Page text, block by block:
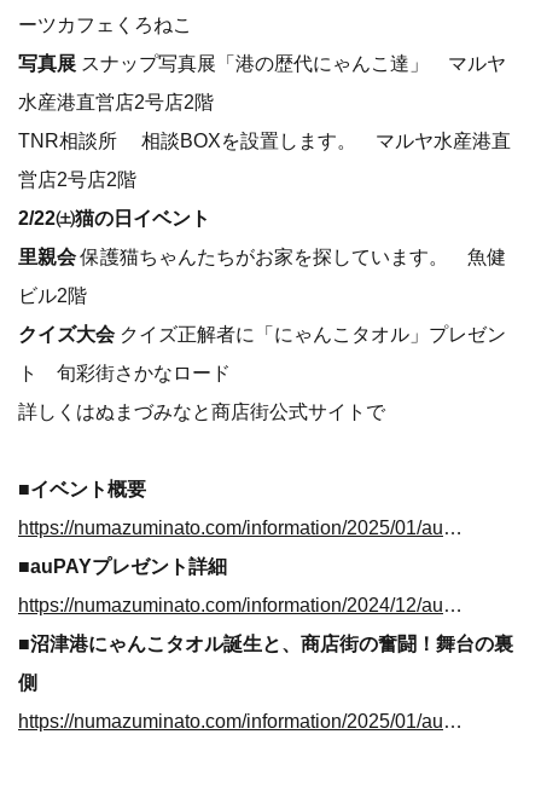
ーツカフェくろねこ
写真展 スナップ写真展「港の歴代にゃんこ達」 マルヤ
水産港直営店2号店2階
TNR相談所 相談BOXを設置します。 マルヤ水産港直
営店2号店2階
2/22㈯猫の日イベント
里親会保護猫ちゃんたちがお家を探しています。 魚健
ビル2階
クイズ大会クイズ正解者に「にゃんこタオル」プレゼン
ト 旬彩街さかなロード
詳しくはぬまづみなと商店街公式サイトで
■イベント概要
https://numazuminato.com/information/2025/01/aupayevent/
■auPAYプレゼント詳細
https://numazuminato.com/information/2024/12/aupay/
■沼津港にゃんこタオル誕生と、商店街の奮闘！舞台の裏
側
https://numazuminato.com/information/2025/01/aupaystory/